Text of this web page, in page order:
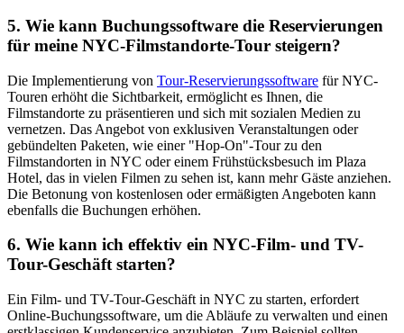
5. Wie kann Buchungssoftware die Reservierungen
für meine NYC-Filmstandorte-Tour steigern?
Die Implementierung von Tour-Reservierungssoftware für NYC-
Touren erhöht die Sichtbarkeit, ermöglicht es Ihnen, die
Filmstandorte zu präsentieren und sich mit sozialen Medien zu
vernetzen. Das Angebot von exklusiven Veranstaltungen oder
gebündelten Paketen, wie einer "Hop-On"-Tour zu den
Filmstandorten in NYC oder einem Frühstücksbesuch im Plaza
Hotel, das in vielen Filmen zu sehen ist, kann mehr Gäste anziehen.
Die Betonung von kostenlosen oder ermäßigten Angeboten kann
ebenfalls die Buchungen erhöhen.
6. Wie kann ich effektiv ein NYC-Film- und TV-
Tour-Geschäft starten?
Ein Film- und TV-Tour-Geschäft in NYC zu starten, erfordert
Online-Buchungssoftware, um die Abläufe zu verwalten und einen